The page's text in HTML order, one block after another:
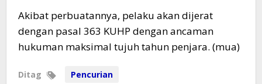
Akibat perbuatannya, pelaku akan dijerat
dengan pasal 363 KUHP dengan ancaman
hukuman maksimal tujuh tahun penjara. (mua)
Ditag Pencurian